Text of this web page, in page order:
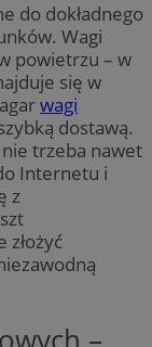
do dokładnego
Wagi
powietrzu – w
się w
wagi
dostawą.
trzeba nawet
Internetu i
z
złożyć
–